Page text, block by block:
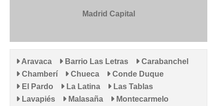
Madrid Capital
Aravaca Barrio Las Letras
Carabanchel
Chamberí
Chueca
Conde Duque
El Pardo
La Latina
Las Tablas
Lavapiés
Malasaña
Montecarmelo